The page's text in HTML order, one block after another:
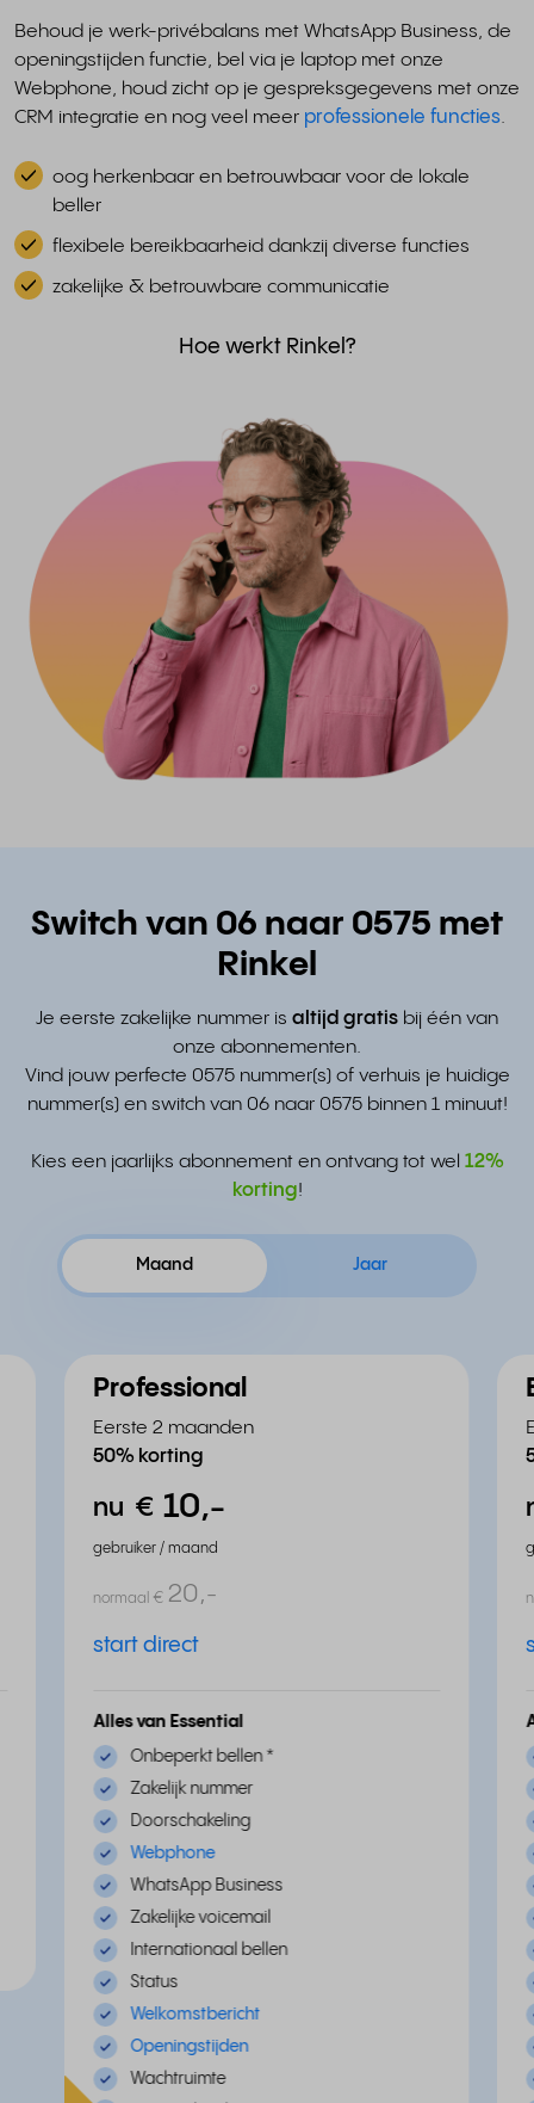
Behoud je werk-privébalans met WhatsApp Business, de
openingstijden functie, bel via je laptop met onze
Webphone, houd zicht op je gespreksgegevens met onze
CRM integratie en nog veel meer professionele functies.
oog herkenbaar en betrouwbaar voor de lokale
beller
flexibele bereikbaarheid dankzij diverse functies
zakelijke & betrouwbare communicatie
Hoe werkt Rinkel?
Switch van 06 naar 0575 met
Rinkel
Je eerste zakelijke nummer is altijd gratis bij één van
onze abonnementen.
Vind jouw perfecte 0575 nummer(s) of verhuis je huidige
nummer(s) en switch van 06 naar 0575 binnen 1 minuut!
Kies een jaarlijks abonnement en ontvang tot wel 12%
korting!
Maand Jaar
Professional
Eerste 2 maanden
50% korting
nu € 10,-
gebruiker / maand
normaal € 20,-
start direct
Alles van Essential
Onbeperkt bellen *
Zakelijk nummer
Doorschakeling
Webphone
WhatsApp Business
Zakelijke voicemail
Internationaal bellen
Status
Welkomstbericht
Openingstijden
Wachtruimte